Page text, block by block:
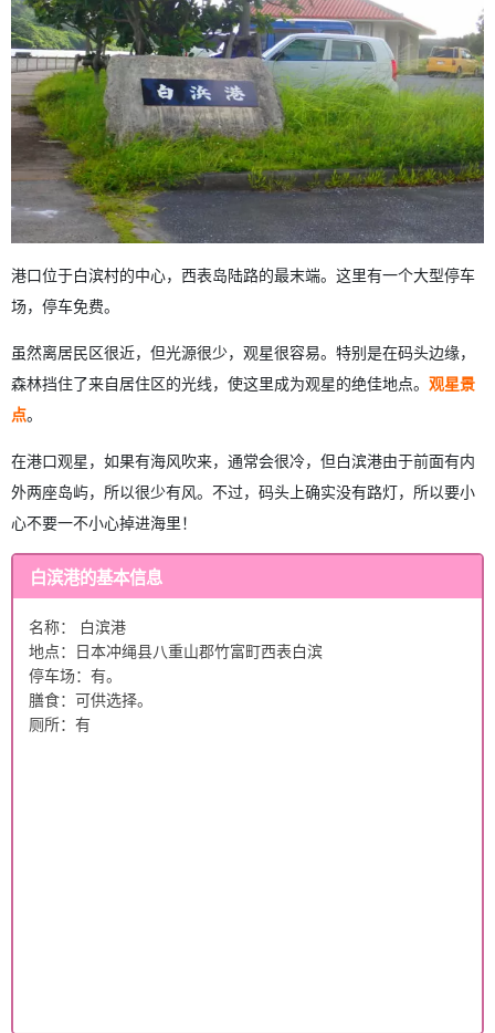
港口位于白滨村的中心，西表岛陆路的最末端。这里有一个大型停车
场，停车免费。
虽然离居民区很近，但光源很少，观星很容易。特别是在码头边缘，
森林挡住了来自居住区的光线，使这里成为观星的绝佳地点。 观星景
点。
在港口观星，如果有海风吹来，通常会很冷，但白滨港由于前面有内
外两座岛屿，所以很少有风。不过，码头上确实没有路灯，所以要小
心不要一不小心掉进海里！
白滨港的基本信息
名称： 白滨港
地点：日本冲绳县八重山郡竹富町西表白滨
停车场：有。
膳食：可供选择。
厕所：有